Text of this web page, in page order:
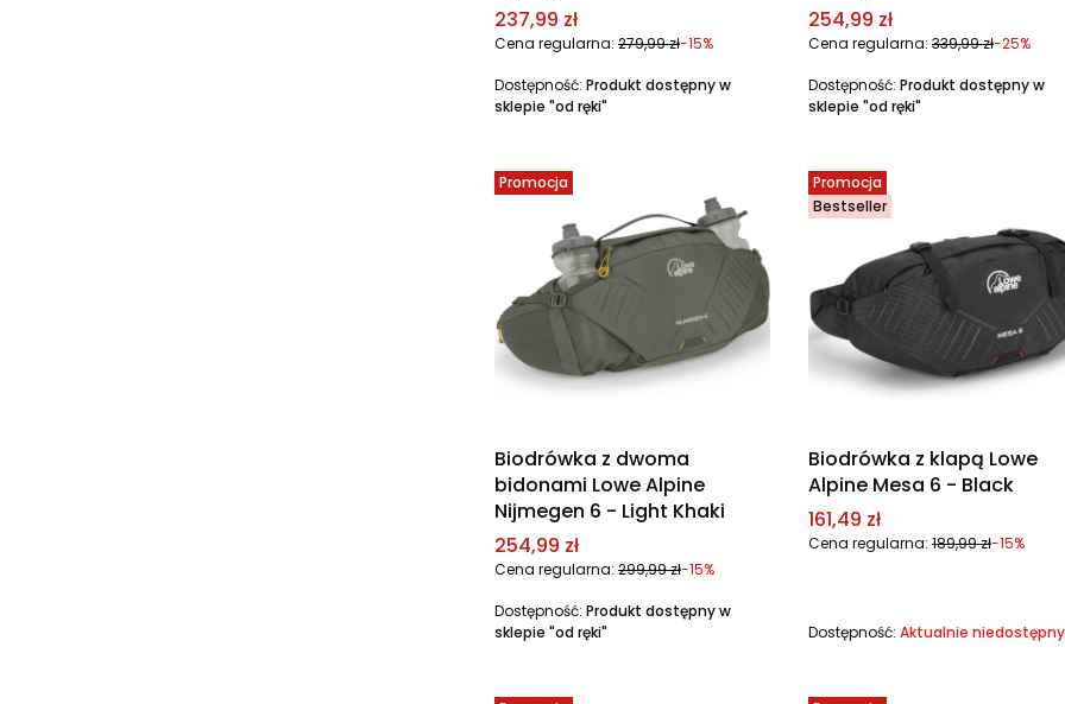
Cena promocyjna
237,99 zł
Cena regularna: 279,99 zł-15%
Dostępność: Produkt dostępny w
sklepie "od ręki"
Cena promocyjna
254,99 zł
Cena regularna: 339,99 zł-25%
Dostępność: Produkt dostępny w
sklepie "od ręki"
Promocja
Biodrówka z dwoma
bidonami Lowe Alpine
Nijmegen 6 - Light Khaki
Cena promocyjna
254,99 zł
Cena regularna: 299,99 zł-15%
Dostępność: Produkt dostępny w
sklepie "od ręki"
Promocja
Bestseller
Biodrówka z klapą Lowe
Alpine Mesa 6 - Black
Cena promocyjna
161,49 zł
Cena regularna: 189,99 zł-15%
Dostępność: Aktualnie niedostępny